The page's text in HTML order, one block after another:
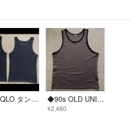
◆UNIQLO タンクトップ インナー リブ シンプル カジュアル メンズまとめ ◆90s OLD UNIQLO メッシュ タンクトップ トレーニングウェア L
¥2,480